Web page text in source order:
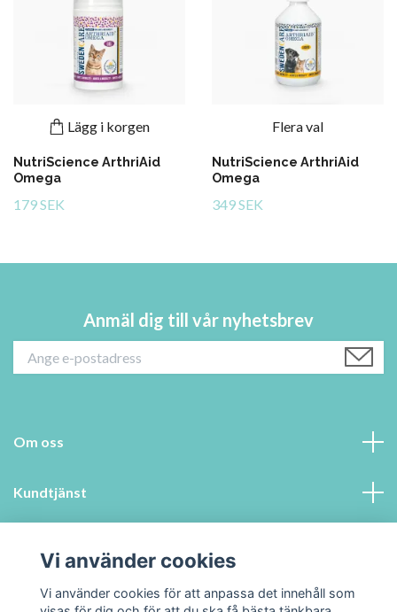
Lägg i korgen
NutriScience ArthriAid
Omega
179 SEK
Flera val
NutriScience ArthriAid
Omega
349 SEK
Anmäl dig till vår nyhetsbrev
Om oss
Kundtjänst
Sociala medier
Vi använder cookies
Vi använder cookies för att anpassa det innehåll som